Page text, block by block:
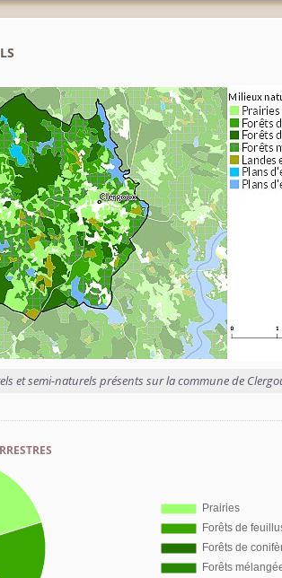
et semi-naturels présents sur la commune de